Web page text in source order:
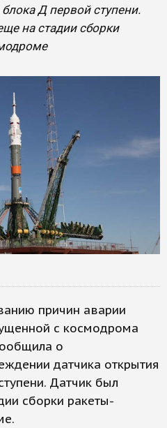
Д первой ступени.
на стадии сборки
причин аварии
с космодрома
о
датчика открытия
Датчик был
сборки ракеты-